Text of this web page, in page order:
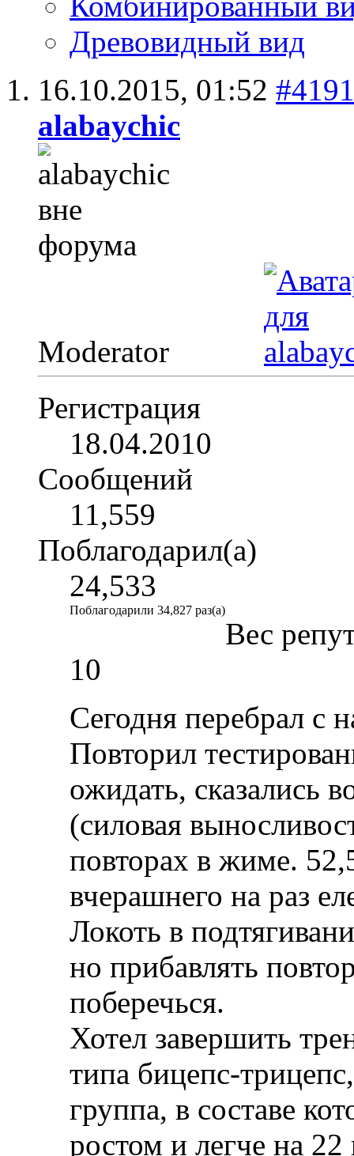
Древовидный вид
16.10.2015, 01:52 #4191
alabaychic
Moderator
Регистрация
18.04.2010
Сообщений
11,559
Поблагодарил(а)
24,533
Поблагодарили 34,827 раз(а)
Вес
10
Сегодня перебрал с
Повторил
ожидать, сказались
(силовая
повторах в жиме.
вчерашнего на раз
Локоть в
но прибавлять
поберечься.
Хотел завершить
типа бицепс-
группа, в составе
ростом и легче на 22